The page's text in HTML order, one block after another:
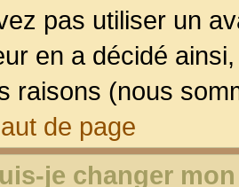
pas utiliser un
en a décidé
raisons (nous
de page
je changer